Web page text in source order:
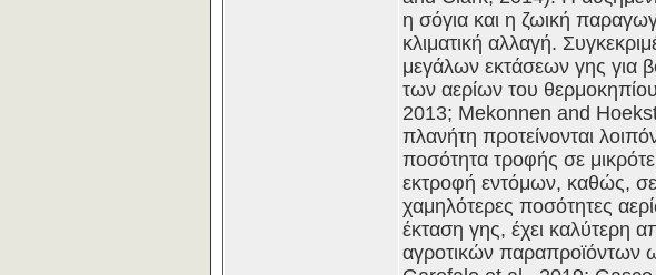
η σόγια και η ζωική
κλιματική αλλαγή.
μεγάλων εκτάσεων γης για
των αερίων του
2013; Mekonnen and
πλανήτη προτείνονται
ποσότητα τροφής σε
εκτροφή εντόμων, καθώς, σε
χαμηλότερες ποσότητες
έκταση γης, έχει καλύτερη
αγροτικών παραπροϊόντων